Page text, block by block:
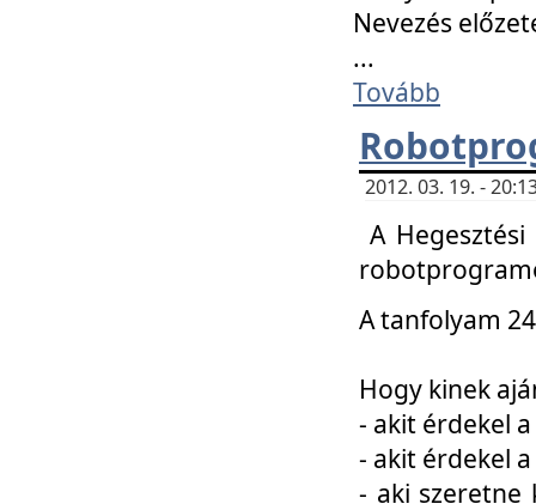
Nevezés
...
Tovább
2012. 03. 19. -
A
A tanfolyam
Hogy kinek
- akit érdekel
- akit érdekel
- aki szeretne